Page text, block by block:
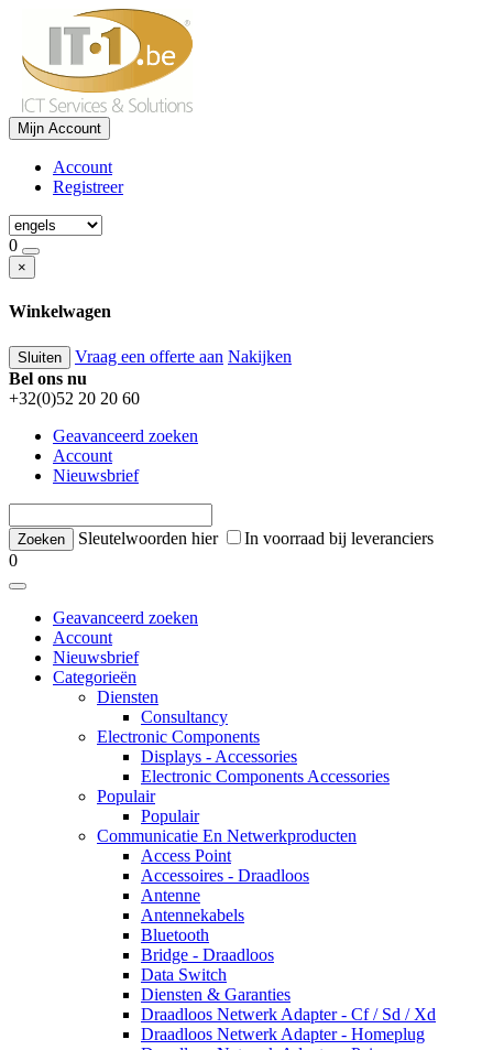
Mijn Account
Account
Registreer
0
×
Winkelwagen
Sluiten Vraag een offerte aan Nakijken
Bel ons nu
+32(0)52 20 20 60
Geavanceerd zoeken
Account
Nieuwsbrief
Sleutelwoorden hier
In voorraad bij leveranciers
0
Geavanceerd zoeken
Account
Nieuwsbrief
Categorieën
Diensten
Consultancy
Electronic Components
Displays - Accessories
Electronic Components Accessories
Populair
Populair
Communicatie En Netwerkproducten
Access Point
Accessoires - Draadloos
Antenne
Antennekabels
Bluetooth
Bridge - Draadloos
Data Switch
Diensten & Garanties
Draadloos Netwerk Adapter - Cf / Sd / Xd
Draadloos Netwerk Adapter - Homeplug